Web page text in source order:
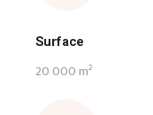
Surface
20 000 m²